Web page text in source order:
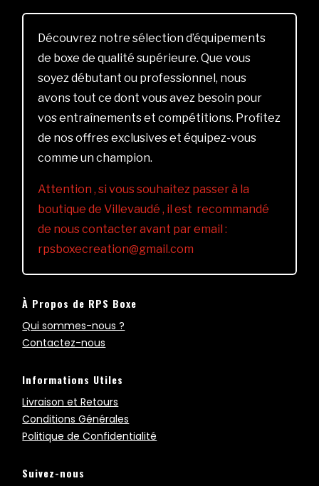
Découvrez notre sélection d’équipements
de boxe de qualité supérieure. Que vous
soyez débutant ou professionnel, nous
avons tout ce dont vous avez besoin pour
vos entraînements et compétitions. Profitez
de nos offres exclusives et équipez-vous
comme un champion.
Attention , si vous souhaitez passer à la
boutique de Villevaudé , il est recommandé
de nous contacter avant par email :
rpsboxecreation@gmail.com
À Propos de RPS Boxe
Qui sommes-nous ?
Contactez-nous
Informations Utiles
Livraison et Retours
Conditions Générales
Politique de Confidentialité
Suivez-nous